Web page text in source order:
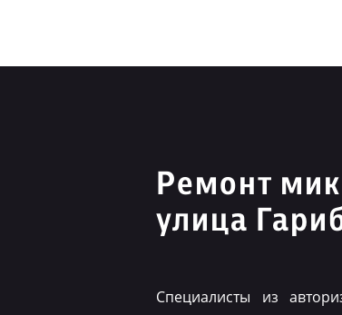
Ремонт
улица
Специалисты из